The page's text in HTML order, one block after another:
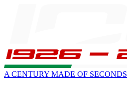
A CENTURY MADE OF SECONDS